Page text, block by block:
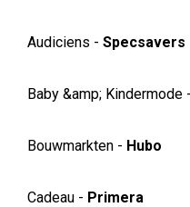
Audiciens - Specsavers
Baby &amp; Kindermode -
Bouwmarkten - Hubo
Cadeau - Primera